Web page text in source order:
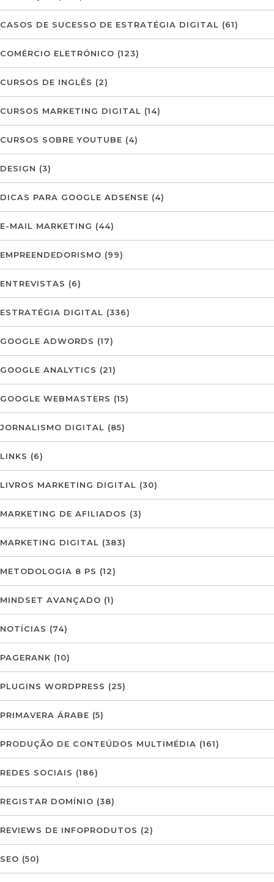
CASOS DE SUCESSO DE ESTRATÉGIA DIGITAL (61)
COMÉRCIO ELETRÓNICO (123)
CURSOS DE INGLÊS (2)
CURSOS MARKETING DIGITAL (14)
CURSOS SOBRE YOUTUBE (4)
DESIGN (3)
DICAS PARA GOOGLE ADSENSE (4)
E-MAIL MARKETING (44)
EMPREENDEDORISMO (99)
ENTREVISTAS (6)
ESTRATÉGIA DIGITAL (336)
GOOGLE ADWORDS (17)
GOOGLE ANALYTICS (21)
GOOGLE WEBMASTERS (15)
JORNALISMO DIGITAL (85)
LINKS (6)
LIVROS MARKETING DIGITAL (30)
MARKETING DE AFILIADOS (3)
MARKETING DIGITAL (383)
METODOLOGIA 8 PS (12)
MINDSET AVANÇADO (1)
NOTÍCIAS (74)
PAGERANK (10)
PLUGINS WORDPRESS (25)
PRIMAVERA ÁRABE (5)
PRODUÇÃO DE CONTEÚDOS MULTIMÉDIA (161)
REDES SOCIAIS (186)
REGISTAR DOMÍNIO (38)
REVIEWS DE INFOPRODUTOS (2)
SEO (50)